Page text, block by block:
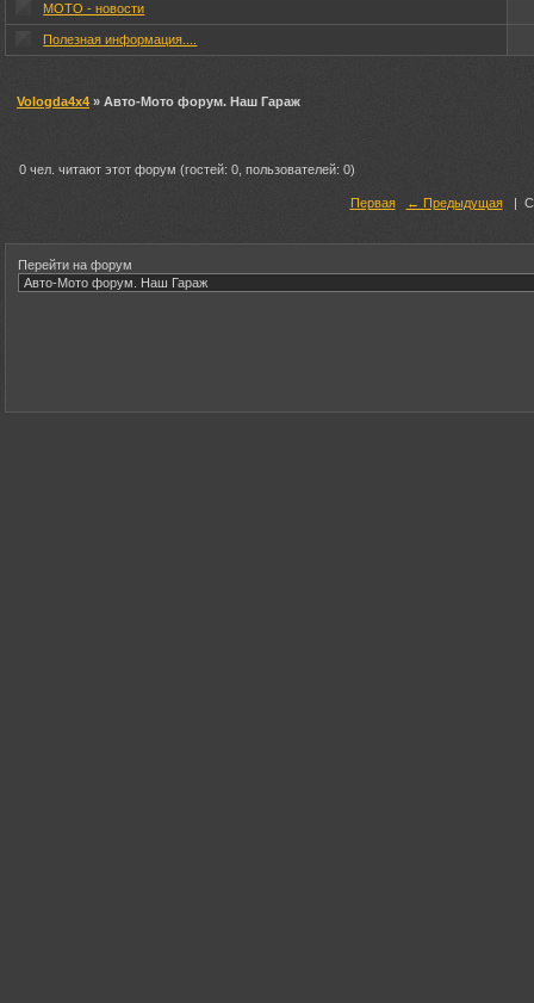
МОТО - новости
Полезная информация....
Vologda4x4 » Авто-Мото форум. Наш Гараж
0 чел. читают этот форум (гостей: 0, пользователей: 0)
Первая ← Предыдущая|
Перейти на форум